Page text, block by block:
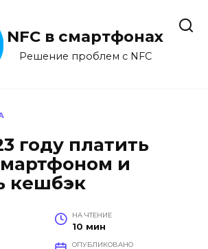
NFC в смартфонах
Решение проблем с NFC
году платить
и
кешбэк
НА ЧТЕНИЕ
10 мин
ОПУБЛИКОВАНО